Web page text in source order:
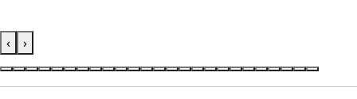
‹ ›